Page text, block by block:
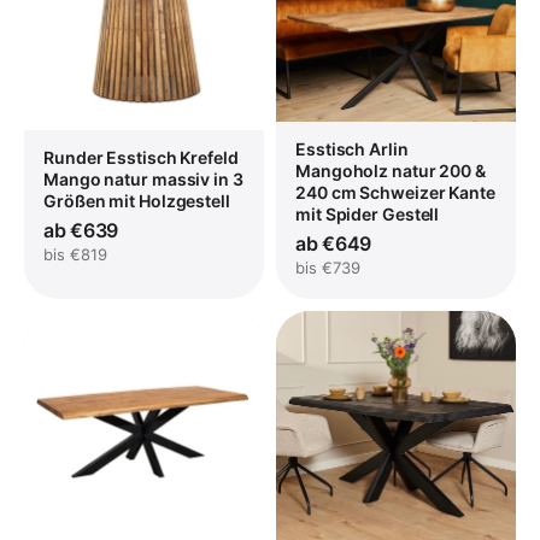
Runder Esstisch Krefeld
Mango natur massiv in 3
Größen mit Holzgestell
ab €639
bis €819
Esstisch Arlin
Mangoholz natur 200 &
240 cm Schweizer Kante
mit Spider Gestell
ab €649
bis €739